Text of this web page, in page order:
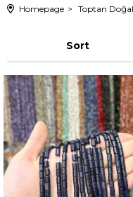
Homepage Toptan
Sort